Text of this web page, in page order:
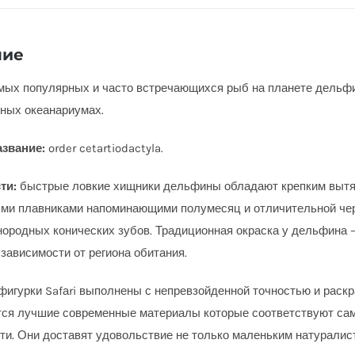
популярных и часто встречающихся рыб на планете
океанариумах.
order cetartiodactyla.
быстрые ловкие хищники дельфины обладают крепким
плавниками напоминающими полумесяц и отличительной
конических зубов. Традиционная окраска у
от региона обитания.
Safаri выполнены с непревзойденной точностью и
лучшие современные материалы которые соответствуют
Они доставят удовольствие не только маленьким